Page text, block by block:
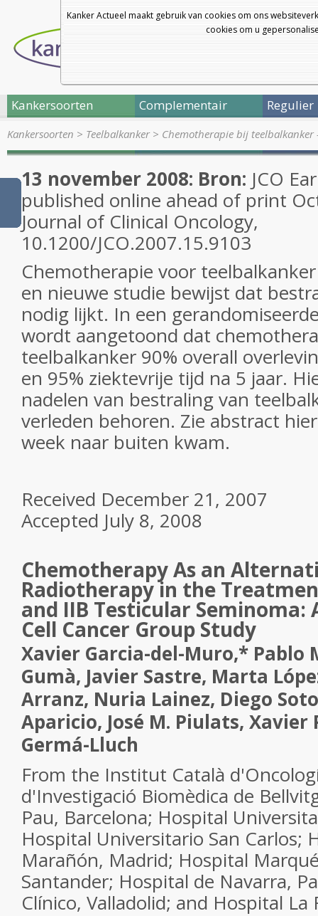
Kanker Actueel maakt gebruik van cookies om ons
cookies om u
Kankersoorten Complementair Regulier
Kankersoorten > Teelbalkanker> Chemotherapie bij
13 november 2008: Bron: JCO
published online ahead of print
Journal of Clinical Oncology,
10.1200/JCO.2007.15.9103
Chemotherapie voor
en nieuwe studie bewijst dat
nodig lijkt. In een
wordt aangetoond dat
teelbalkanker 90% overall
en 95% ziektevrije tijd na 5 jaar.
nadelen van bestraling van
verleden behoren. Zie abstract
week naar buiten kwam.
Received December 21, 2007
Accepted July 8, 2008
Chemotherapy As an
Radiotherapy in the
and IIB Testicular Seminoma:
Cell Cancer Group Study
Xavier Garcia-del-Muro,* Pablo
Gumà, Javier Sastre, Marta
Arranz, Nuria Lainez, Diego
Aparicio, José M. Piulats, Xavier
Germá-Lluch
From the Institut Català
d'Investigació Biomèdica de
Pau, Barcelona; Hospital
Hospital Universitario San Carlos;
Marañón, Madrid; Hospital
Santander; Hospital de Navarra,
Clínico, Valladolid; and Hospital La